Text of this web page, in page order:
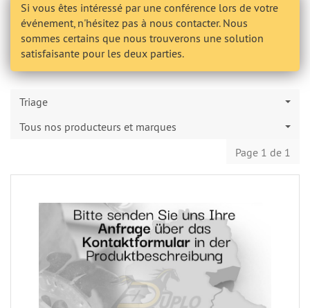
Si vous êtes intéressé par une conférence lors de votre
événement, n'hésitez pas à nous contacter. Nous
sommes certains que nous trouverons une solution
satisfaisante pour les deux parties.
Triage
Tous nos producteurs et marques
Page 1 de 1